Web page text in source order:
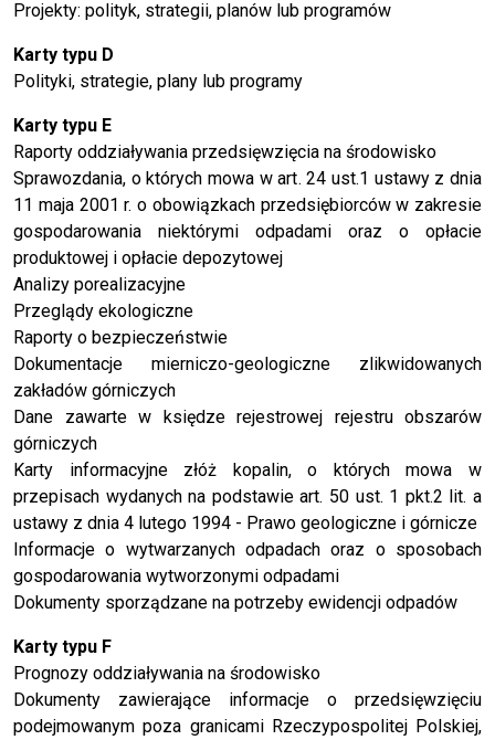
Projekty: polityk, strategii, planów lub programów
Karty typu D
Polityki, strategie, plany lub programy
Karty typu E
Raporty oddziaływania przedsięwzięcia na środowisko
Sprawozdania, o których mowa w art. 24 ust.1 ustawy z dnia
11 maja 2001 r. o obowiązkach przedsiębiorców w zakresie
gospodarowania niektórymi odpadami oraz o opłacie
produktowej i opłacie depozytowej
Analizy porealizacyjne
Przeglądy ekologiczne
Raporty o bezpieczeństwie
Dokumentacje mierniczo-geologiczne zlikwidowanych
zakładów górniczych
Dane zawarte w księdze rejestrowej rejestru obszarów
górniczych
Karty informacyjne złóż kopalin, o których mowa w
przepisach wydanych na podstawie art. 50 ust. 1 pkt.2 lit. a
ustawy z dnia 4 lutego 1994 - Prawo geologiczne i górnicze
Informacje o wytwarzanych odpadach oraz o sposobach
gospodarowania wytworzonymi odpadami
Dokumenty sporządzane na potrzeby ewidencji odpadów
Karty typu F
Prognozy oddziaływania na środowisko
Dokumenty zawierające informacje o przedsięwzięciu
podejmowanym poza granicami Rzeczypospolitej Polskiej,